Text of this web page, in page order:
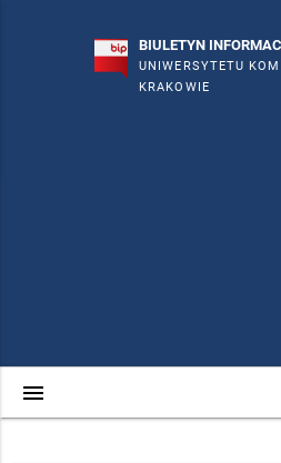
BIULETYN
UNIWERSYTETU
KRAKOWIE
menu